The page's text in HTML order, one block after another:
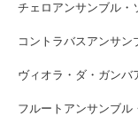
チェロアンサンブル・
コントラバスアンサン
ヴィオラ・ダ・ガンバ
フルートアンサンブル